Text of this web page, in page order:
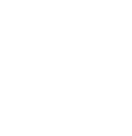
进行任何证券交易都存
合所有投资者的目的。
称“CMBIG M”）不提
未考虑个别投资者的投
业绩并不预示未来表现
有重大差异。任何投资
可能因其依赖于基础资
动。CMBIGM建议投资
鼓励投资者咨询专业财
本报告或其中包含的任